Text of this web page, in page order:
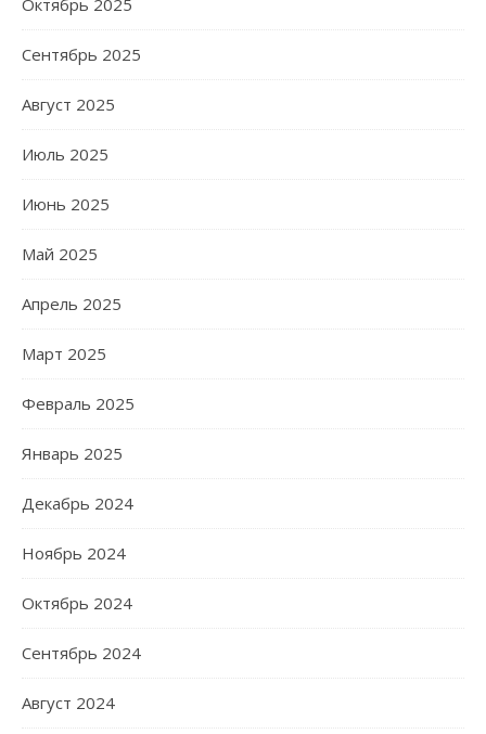
Октябрь 2025
Сентябрь 2025
Август 2025
Июль 2025
Июнь 2025
Май 2025
Апрель 2025
Март 2025
Февраль 2025
Январь 2025
Декабрь 2024
Ноябрь 2024
Октябрь 2024
Сентябрь 2024
Август 2024